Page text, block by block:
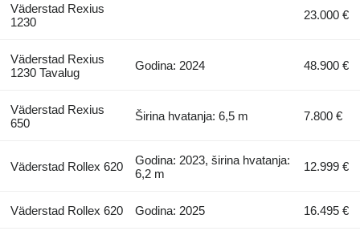
Väderstad Rexius
1230
23.000 €
Väderstad Rexius
1230 Tavalug
Godina: 2024 48.900 €
Väderstad Rexius
650
Širina hvatanja: 6,5 m 7.800 €
Väderstad Rollex 620
Godina: 2023, širina hvatanja:
6,2 m
12.999 €
Väderstad Rollex 620 Godina: 2025 16.495 €